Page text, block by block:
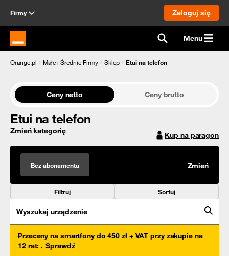
Firmy Zaloguj się
Strona główna Orange.pl Menu
Orange.pl Małe i Średnie Firmy Sklep Etui na telefon
Ceny netto Ceny brutto
Etui na telefon
Zmień kategorię Kup na paragon
Bez abonamentu Zmień
Filtruj Sortuj
Wyszukaj urządzenie
Przeceny na smartfony do 450 zł + VAT przy zakupie na
12 rat: . Sprawdź